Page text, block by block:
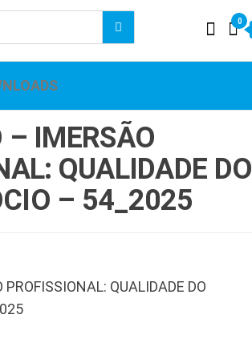
0
– IMERSÃO
QUALIDADE DO
– 54_2025
QUALIDADE DO